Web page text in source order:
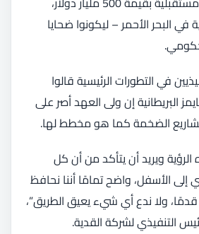
في البحر الأحمر – ليكونوا ضحايا
في التطورات الرئيسية قالوا
البريطانية إن ولى العهد أصر على
الضخمة كما هو مخطط لها.
الرؤية ويريد أن يتأكد من أن كل
الأسفل، واضح تمامًا أننا نحافظ
ولا ندع أي شيء يعيق الطريق”،
التنفيذي لشركة القدية.